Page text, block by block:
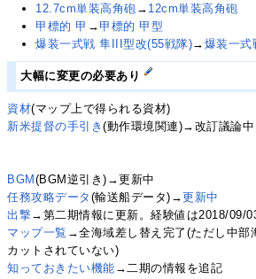
12.7cm単装高角砲 → 12cm単装高角砲
甲標的 甲 →甲標的 甲型
爆装一式戦 隼III型改(55戦隊)→ 爆装一
大幅に変更の必要あり
資材(マップ上で得られる資材)
新米提督の手引き(動作環境関連)→改訂議論中
BGM (BGM逆引き)→更新中
任務攻略データ (輸送船データ)→更新中
出撃→第二期情報に更新。経験値は2018/09/
マップ一覧 →全海域差し替え完了(ただし中部
カットされていない)
知っておきたい機能 →二期の情報を追記